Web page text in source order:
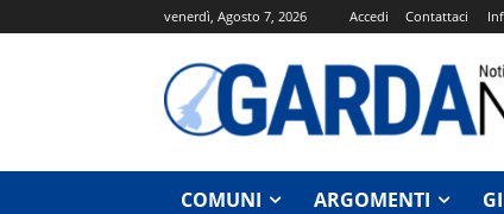
venerdì, Agosto 7, 2026 Accedi Contattaci
COMUNI ARGOMENTI